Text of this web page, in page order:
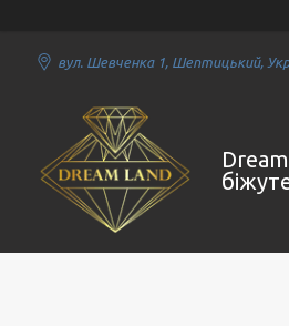
вул. Шевченка 1, Шептицький,